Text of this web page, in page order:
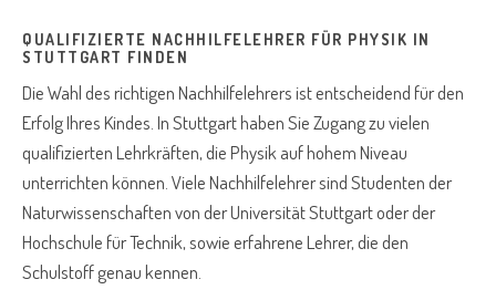
QUALIFIZIERTE NACHHILFELEHRER FÜR PHYSIK IN
STUTTGART FINDEN
Die Wahl des richtigen Nachhilfelehrers ist entscheidend für den
Erfolg Ihres Kindes. In Stuttgart haben Sie Zugang zu vielen
qualifizierten Lehrkräften, die Physik auf hohem Niveau
unterrichten können. Viele Nachhilfelehrer sind Studenten der
Naturwissenschaften von der Universität Stuttgart oder der
Hochschule für Technik, sowie erfahrene Lehrer, die den
Schulstoff genau kennen.